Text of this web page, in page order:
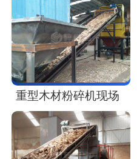
重型木材粉碎机现场